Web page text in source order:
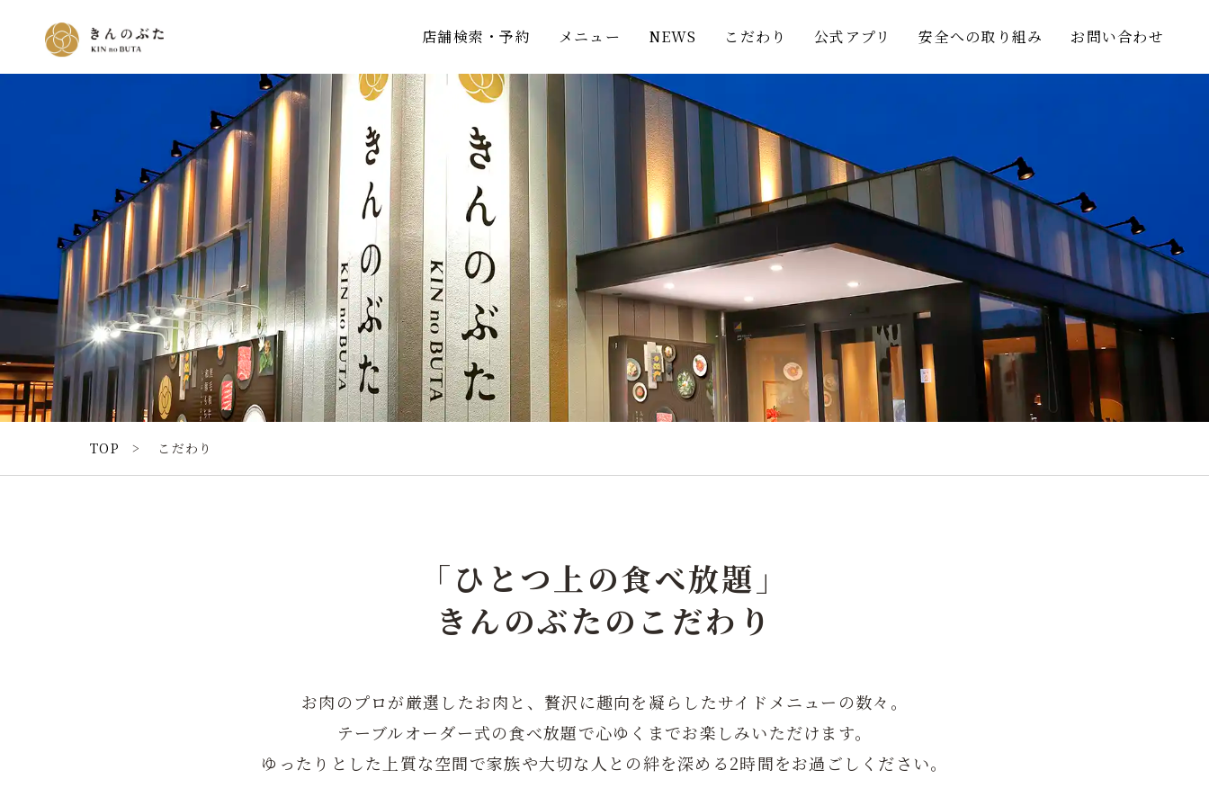
店舗検索・予約 メニュー NEWS こだわり 公式アプリ 安全への取り組み お問い合わせ
TOP こだわり
「ひとつ上の食べ放題」
きんのぶたのこだわり
お肉のプロが厳選したお肉と、贅沢に趣向を凝らしたサイドメニューの数々。
テーブルオーダー式の食べ放題で心ゆくまでお楽しみいただけます。
ゆったりとした上質な空間で家族や大切な人との絆を深める2時間をお過ごしください。